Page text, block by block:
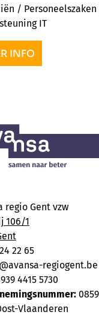
/
IT
INFO
regio Gent vzw
106/1
22 65
regiogent.be
4415 5730
Vlaanderen